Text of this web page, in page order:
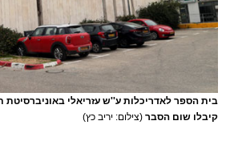
בית הספר לאדריכלות ע''ש עזריאלי
קיבלו שום הסבר (צילום: יריב כץ)